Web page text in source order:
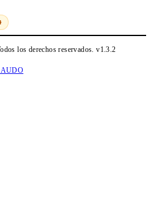
los derechos reservados.v1.3.2